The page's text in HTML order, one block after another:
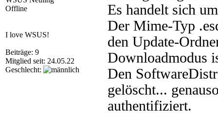
Offline
I love WSUS!
Beiträge: 9
Mitglied seit: 24.05.22
Geschlecht:
Es handelt sich
Der Mime-Typ
den Update-
Downloadmodus
Den
gelöscht...
authentifiziert.